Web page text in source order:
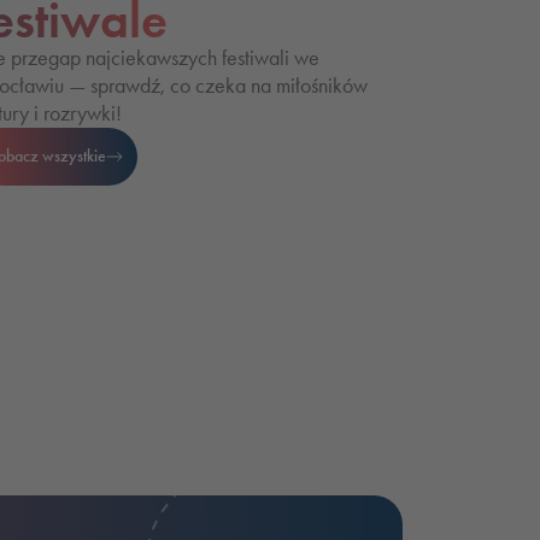
przegap najciekawszych festiwali we
— sprawdź, co czeka na miłośników
i rozrywki!
wszystkie